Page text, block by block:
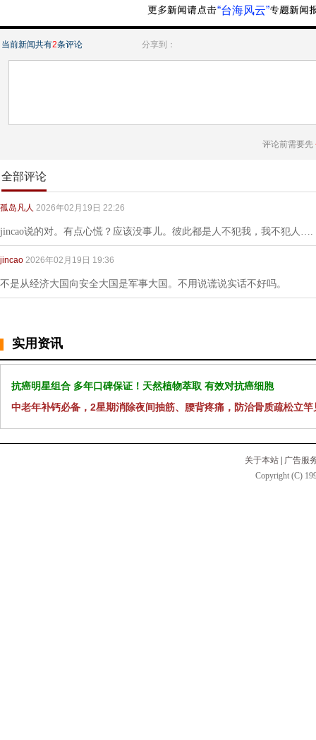
“台海风云”
当前新闻共有2条评论 分享到：
评论前需要先
全部评论
孤岛凡人 2026年02月19日 22:26
jincao说的对。有点心慌？应该没事儿。彼此都是人不犯我，我不犯人….
jincao 2026年02月19日 19:36
不是从经济大国向安全大国是军事大国。不用说谎说实话不好吗。
实用资讯
抗癌明星组合 多年口碑保证！天然植物萃取 有效对抗癌细胞
中老年补钙必备，2星期消除夜间抽筋、腰背疼痛，防治骨质疏松立竿
关于本站
广告服
Copyright (C)